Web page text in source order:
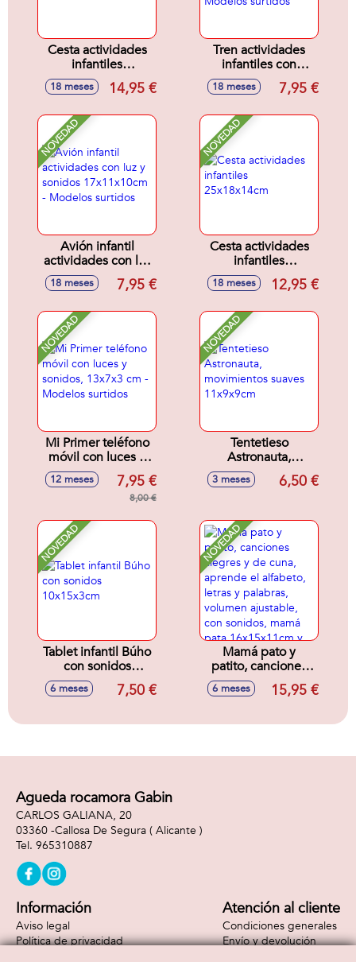
Cesta actividades
infantiles
25x18x14cm
18 meses 14,95 €
Tren actividades
infantiles con
sonidos
16'5x8'5x11cm -
18 meses 7,95 €
NOVEDAD
Avión infantil
actividades con luz
y sonidos
17x11x10cm -
18 meses 7,95 €
NOVEDAD
Cesta actividades
infantiles
25x18x14cm
18 meses 12,95 €
NOVEDAD
Mi Primer teléfono
móvil con luces y
sonidos, 13x7x3
cm - Modelos
12 meses 7,95 €
8,00 €
NOVEDAD
Tentetieso
Astronauta,
movimientos
suaves 11x9x9cm
3 meses 6,50 €
NOVEDAD
Tablet infantil Búho
con sonidos
10x15x3cm
6 meses 7,50 €
NOVEDAD
Mamá pato y
patito, canciones
alegres y de cuna,
aprende el
palabras, volumen
sonidos, mamá
6 meses 15,95 €
Agueda rocamora Gabin
CARLOS GALIANA, 20
03360 -Callosa De Segura ( Alicante )
965310887
Información
Aviso legal
Política de privacidad
Atención al cliente
Condiciones generales
Envío y devolución